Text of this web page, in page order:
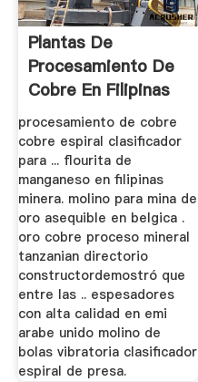
Plantas De
Procesamiento De
Cobre En Filipinas
procesamiento de cobre
cobre espiral clasificador
para ... flourita de
manganeso en filipinas
minera. molino para mina de
oro asequible en belgica .
oro cobre proceso mineral
tanzanian directorio
constructordemostró que
entre las .. espesadores
con alta calidad en emi
arabe unido molino de
bolas vibratoria clasificador
espiral de presa.